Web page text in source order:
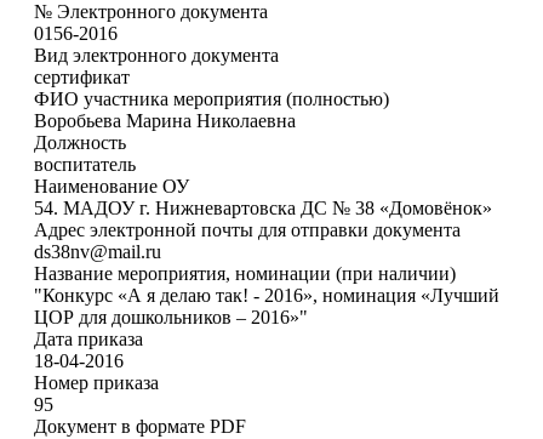
№ Электронного документа
0156-2016
Вид электронного документа
сертификат
ФИО участника мероприятия (полностью)
Воробьева Марина Николаевна
Должность
воспитатель
Наименование ОУ
54. МАДОУ г. Нижневартовска ДС № 38 «Домовёнок»
Адрес электронной почты для отправки документа
ds38nv@mail.ru
Название мероприятия, номинации (при наличии)
"Конкурс «А я делаю так! - 2016», номинация «Лучший
ЦОР для дошкольников – 2016»"
Дата приказа
18-04-2016
Номер приказа
95
Документ в формате PDF